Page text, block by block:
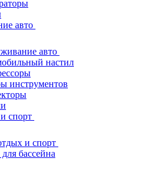
авто
авто
настил
инструментов
спорт
и спорт
бассейна